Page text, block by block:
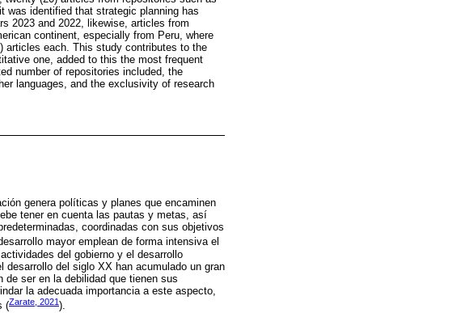
was identified that strategic planning has
2023 and 2022, likewise, articles from
continent, especially from Peru, where
articles each. This study contributes to the
one, added to this the most frequent
number of repositories included, the
languages, and the exclusivity of research
genera políticas y planes que encaminen
tener en cuenta las pautas y metas, así
coordinadas con sus objetivos
mayor emplean de forma intensiva el
del gobierno y el desarrollo
del siglo XX han acumulado un gran
ser en la debilidad que tienen sus
la adecuada importancia a este aspecto,
(Zarate, 2021).